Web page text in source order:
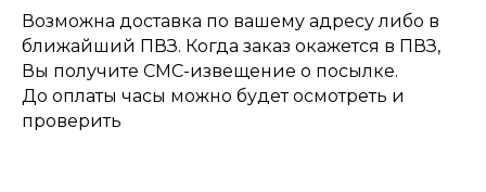
Возможна доставка по вашему адресу либо в
ближайший ПВЗ. Когда заказ окажется в ПВЗ,
Вы получите СМС-извещение о посылке.
До оплаты часы можно будет осмотреть и
проверить